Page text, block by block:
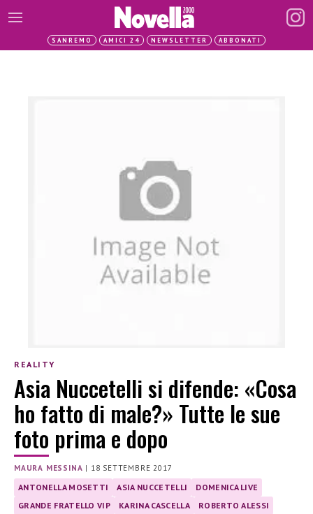
SANREMO AMICI 24 NEWSLETTER ABBONATI
REALITY
Asia Nuccetelli si difende: «Cosa
ho fatto di male?» Tutte le sue
foto prima e dopo
MAURA MESSINA | 18 SETTEMBRE 2017
ANTONELLA MOSETTI ASIA NUCCETELLI
DOMENICA LIVE
GRANDE FRATELLO VIP
KARINA CASCELLA ROBERTO ALESSI